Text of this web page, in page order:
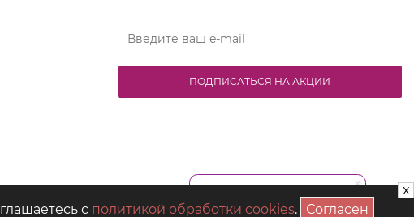
ПОДПИСАТЬСЯ НА АКЦИИ
с политикой обработки cookies.
x
Согласен